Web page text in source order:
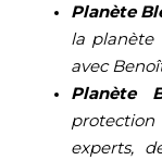
Planète
la planète
avec
Planète
experts,